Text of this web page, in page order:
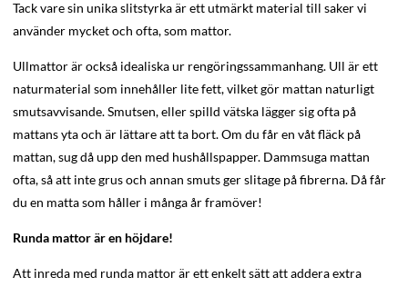
Tack vare sin unika slitstyrka är ett utmärkt material till saker vi
använder mycket och ofta, som mattor.
Ullmattor är också idealiska ur rengöringssammanhang. Ull är ett
naturmaterial som innehåller lite fett, vilket gör mattan naturligt
smutsavvisande. Smutsen, eller spilld vätska lägger sig ofta på
mattans yta och är lättare att ta bort. Om du får en våt fläck på
mattan, sug då upp den med hushållspapper. Dammsuga mattan
ofta, så att inte grus och annan smuts ger slitage på fibrerna. Då får
du en matta som håller i många år framöver!
Runda mattor är en höjdare!
Att inreda med runda mattor är ett enkelt sätt att addera extra